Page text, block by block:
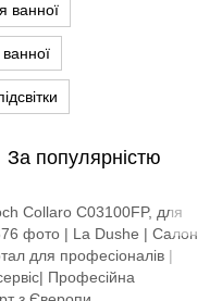
ванної
За популярністю